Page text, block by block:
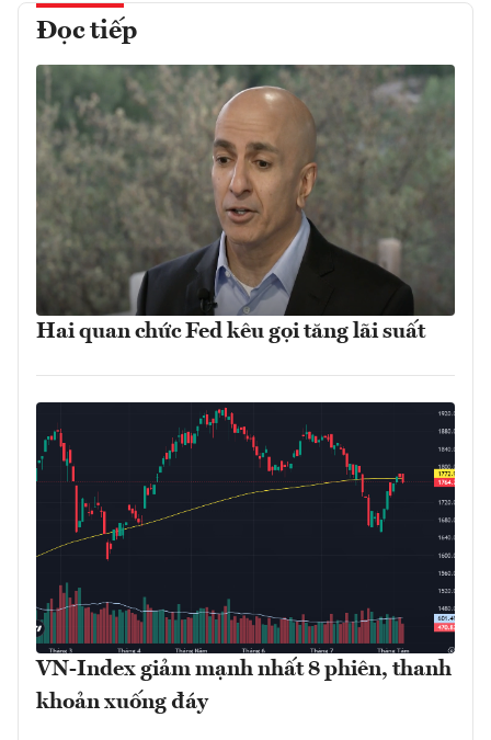
Đọc tiếp
Hai quan chức Fed kêu gọi tăng lãi suất
VN-Index giảm mạnh nhất 8 phiên, thanh
khoản xuống đáy